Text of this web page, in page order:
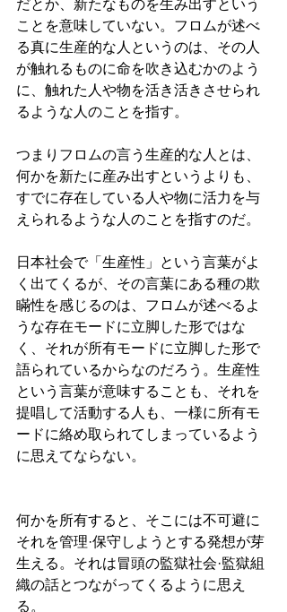
だとか、新たなものを生み出すという
ことを意味していない。フロムが述べ
る真に生産的な人というのは、その人
が触れるものに命を吹き込むかのよう
に、触れた人や物を活き活きさせられ
るような人のことを指す。
つまりフロムの言う生産的な人とは、
何かを新たに産み出すというよりも、
すでに存在している人や物に活力を与
えられるような人のことを指すのだ。
日本社会で「生産性」という言葉がよ
く出てくるが、その言葉にある種の欺
瞞性を感じるのは、フロムが述べるよ
うな存在モードに立脚した形ではな
く、それが所有モードに立脚した形で
語られているからなのだろう。生産性
という言葉が意味することも、それを
提唱して活動する人も、一様に所有モ
ードに絡め取られてしまっているよう
に思えてならない。
何かを所有すると、そこには不可避に
それを管理·保守しようとする発想が芽
生える。それは冒頭の監獄社会·監獄組
織の話とつながってくるように思え
る。